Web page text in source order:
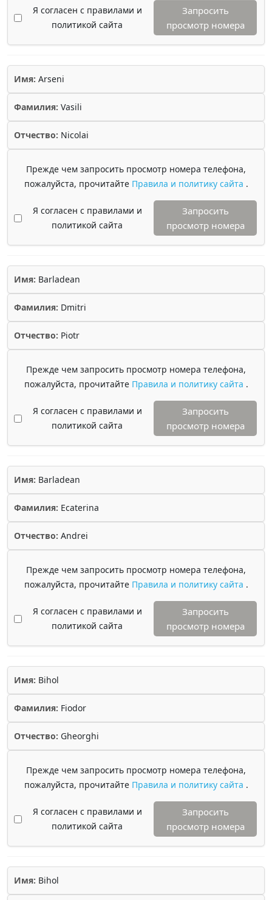
Я согласен с правилами и
политикой сайта
Запросить
просмотр номера
Имя: Arseni
Фамилия: Vasili
Отчество: Nicolai
Прежде чем запросить просмотр номера телефона,
пожалуйста, прочитайте Правила и политику сайта .
Я согласен с правилами и
политикой сайта
Запросить
просмотр номера
Имя: Barladean
Фамилия: Dmitri
Отчество: Piotr
Прежде чем запросить просмотр номера телефона,
пожалуйста, прочитайте Правила и политику сайта .
Я согласен с правилами и
политикой сайта
Запросить
просмотр номера
Имя: Barladean
Фамилия: Ecaterina
Отчество: Andrei
Прежде чем запросить просмотр номера телефона,
пожалуйста, прочитайте Правила и политику сайта .
Я согласен с правилами и
политикой сайта
Запросить
просмотр номера
Имя: Bihol
Фамилия: Fiodor
Отчество: Gheorghi
Прежде чем запросить просмотр номера телефона,
пожалуйста, прочитайте Правила и политику сайта .
Я согласен с правилами и
политикой сайта
Запросить
просмотр номера
Имя: Bihol